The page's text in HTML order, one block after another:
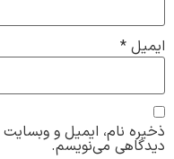
ایمیل *
ذخیره نام، ایمیل و وبسایت
دیدگاهی می‌نویسم.